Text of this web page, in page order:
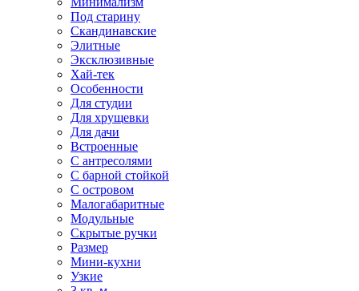
Под старину
Скандинавские
Элитные
Эксклюзивные
Хай-тек
Особенности
Для студии
Для хрущевки
Для дачи
Встроенные
С антресолями
С барной стойкой
С островом
Малогабаритные
Модульные
Скрытые ручки
Размер
Мини-кухни
Узкие